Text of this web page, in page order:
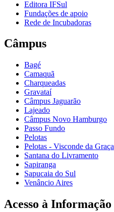
Editora IFSul
Fundações de apoio
Rede de Incubadoras
Câmpus
Bagé
Camaquã
Charqueadas
Gravataí
Câmpus Jaguarão
Lajeado
Câmpus Novo Hamburgo
Passo Fundo
Pelotas
Pelotas - Visconde da Graça
Santana do Livramento
Sapiranga
Sapucaia do Sul
Venâncio Aires
Acesso à Informação